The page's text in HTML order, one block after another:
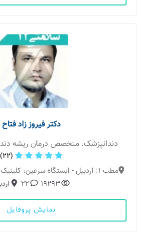
دکتر فیروز زاد فتاح
دندانپزشک. متخصص درمان ریشه
(22)
مطب 1: اردبیل - ایستگاه سرعین، کلینیک پاسارگاد، طبقه پنجم
19293
22
نمایش پروفایل